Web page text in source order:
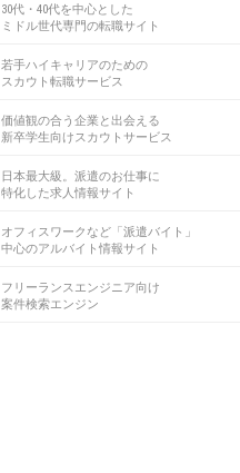
30代・40代を中心とした
ミドル世代専門の転職サイト
若手ハイキャリアのための
スカウト転職サービス
価値観の合う企業と出会える
新卒学生向けスカウトサービス
日本最大級。派遣のお仕事に
特化した求人情報サイト
オフィスワークなど「派遣バイト」
中心のアルバイト情報サイト
フリーランスエンジニア向け
案件検索エンジン